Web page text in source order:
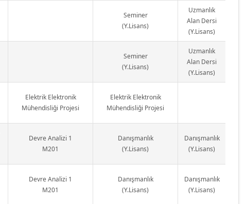
Seminer
(Y.Lisans)
Uzmanlık
Alan Dersi
(Y.Lisans)
Seminer
(Y.Lisans)
Uzmanlık
Alan Dersi
(Y.Lisans)
Elektrik Elektronik
Mühendisliği Projesi
Elektrik Elektronik
Mühendisliği Projesi
Devre Analizi 1
M201
Danışmanlık
(Y.Lisans)
Danışmanlık
(Y.Lisans)
Devre Analizi 1
M201
Danışmanlık
(Y.Lisans)
Danışmanlık
(Y.Lisans)